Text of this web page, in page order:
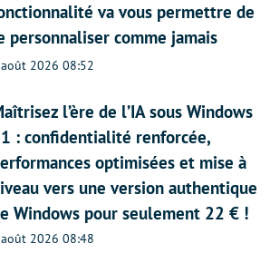
va vous permettre de
personnaliser comme jamais
2026 08:52
l’ère de l’IA sous Windows
: confidentialité renforcée,
optimisées et mise à
vers une version authentique
Windows pour seulement 22 € !
2026 08:48